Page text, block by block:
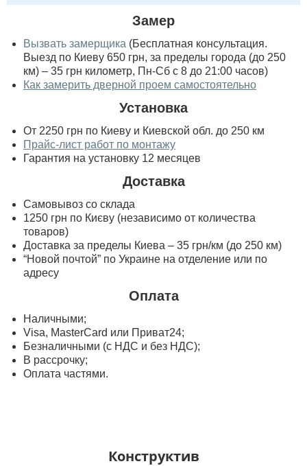
Замер
Вызвать замерщика (Бесплатная консультация.
Выезд по Киеву 650 грн, за пределы города (до 250
км) – 35 грн километр, Пн-Сб с 8 до 21:00 часов)
Как замерить дверной проем самостоятельно
Установка
От 2250 грн по Киеву и Киевской обл. до 250 км
Прайс-лист работ по монтажу
Гарантия на установку 12 месяцев
Доставка
Самовывоз со склада
1250 грн по Києву (независимо от количества
товаров)
Доставка за пределы Киева – 35 грн/км (до 250 км)
“Новой почтой” по Украине на отделение или по
адресу
Оплата
Наличными;
Visa, MasterСard или Приват24;
Безналичными (с НДС и без НДС);
В рассрочку;
Оплата частями.
Конструктив